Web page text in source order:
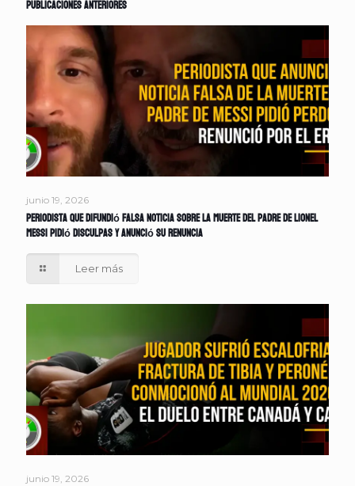
Publicaciones anteriores
junio 19, 2026
Periodista que difundió falsa noticia sobre la muerte del padre de Lionel
Messi pidió disculpas y anunció su renuncia
Leer más
junio 19, 2026